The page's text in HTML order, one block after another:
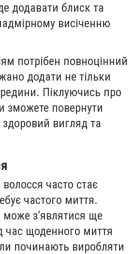
додавати блиск та
висіченню
потрібен повноцінний
додати не тільки
Піклуючись про
зможете повернути
вигляд та
часто стає
частого миття.
може з’являтися ще
час щоденного миття
починають виробляти